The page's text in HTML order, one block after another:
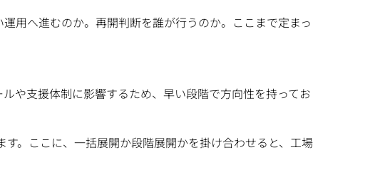
用へ進むのか。再開判断を誰が行うのか。ここまで定まっ
や支援体制に影響するため、早い段階で方向性を持ってお
。ここに、一括展開か段階展開かを掛け合わせると、工場